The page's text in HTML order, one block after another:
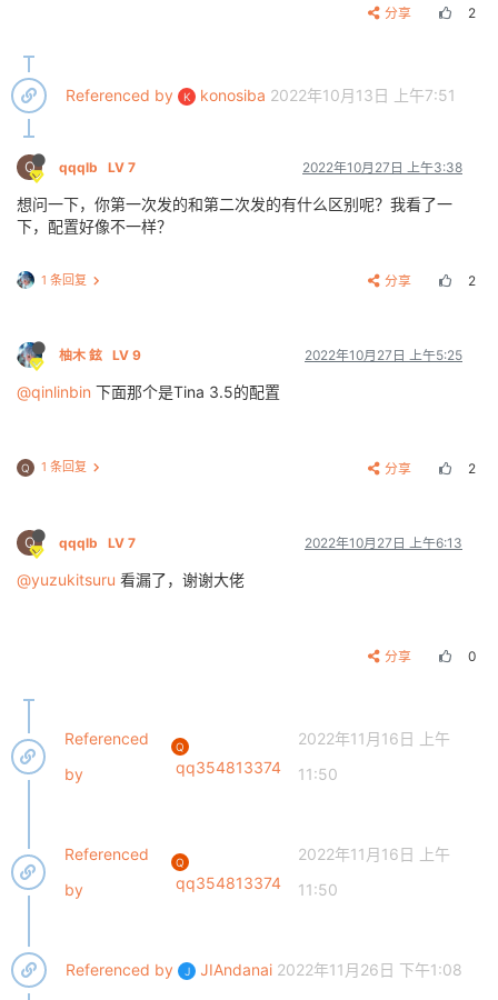
分享 2
Referenced by K konosiba 2022年10月13日 上午7:51
Q qqqlb LV 7 2022年10月27日 上午3:38
想问一下，你第一次发的和第二次发的有什么区别呢？我看了一
下，配置好像不一样？
1 条回复 分享 2
柚木 鉉 LV 9 2022年10月27日 上午5:25
@qinlinbin 下面那个是Tina 3.5的配置
Q 1 条回复 分享 2
Q qqqlb LV 7 2022年10月27日 上午6:13
@yuzukitsuru 看漏了，谢谢大佬
分享 0
Referenced
by
Q
qq354813374
2022年11月16日 上午
11:50
Referenced
by
Q
qq354813374
2022年11月16日 上午
11:50
Referenced by J JIAndanai 2022年11月26日 下午1:08